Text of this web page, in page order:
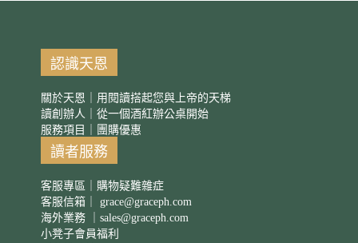
認識天恩
關於天恩｜用閱讀搭起您與上帝的天梯
讀創辦人｜從一個酒紅辦公桌開始
服務項目｜團購優惠
讀者服務
客服專區｜購物疑難雜症
客服信箱｜ grace@graceph.com
海外業務 ｜ sales@graceph.com
小凳子會員福利